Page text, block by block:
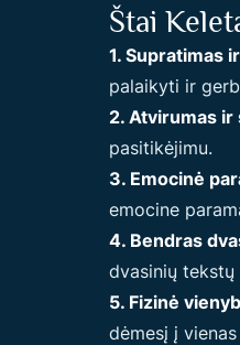
Štai
1. Supratimas
palaikyti ir
2. Atvirumas ir
pasitikėjimu.
3. Emocinė
emocine
4. Bendras
dvasinių
5. Fizinė
dėmesį į